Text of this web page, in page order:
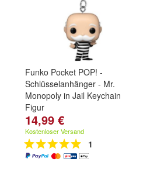
Funko Pocket POP! -
Schlüsselanhänger - Mr.
Monopoly in Jail Keychain
Figur
14,99 €
Kostenloser Versand
1